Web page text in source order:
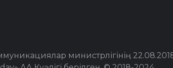
министрлігінің